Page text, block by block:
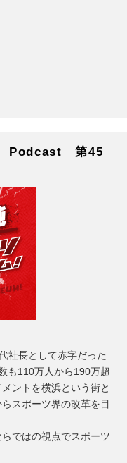
Podcast 第45
社長として赤字だった
も110万人から190万超
ントを横浜という街と
スポーツ界の改革を目
ではの視点でスポーツ